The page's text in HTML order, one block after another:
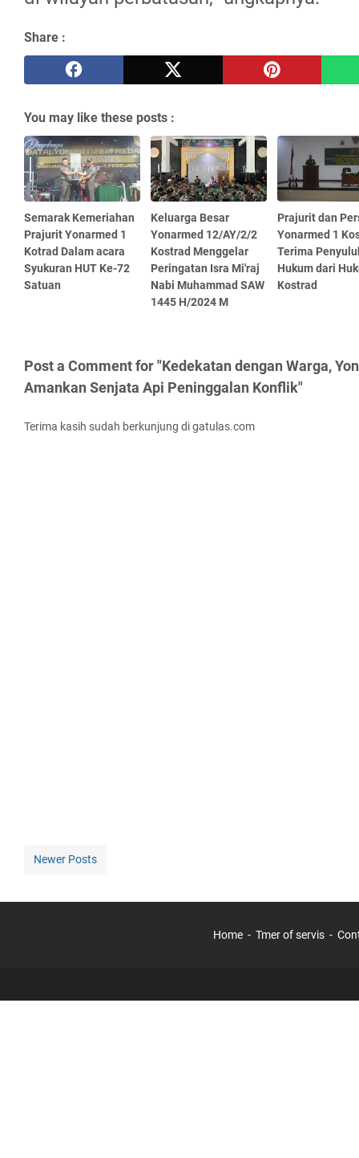
Share :
You may like these posts :
Semarak Kemeriahan
Prajurit Yonarmed 1
Kotrad Dalam acara
Syukuran HUT Ke-72
Satuan
Keluarga Besar
Yonarmed 12/AY/2/2
Kostrad Menggelar
Peringatan Isra Mi'raj
Nabi Muhammad SAW
1445 H/2024 M
Prajurit dan
Yonarmed 1
Terima
Hukum dari
Kostrad
Post a Comment for "Kedekatan dengan Warga,
Amankan Senjata Api Peninggalan Konflik"
Terima kasih sudah berkunjung di gatulas.com
Newer Posts
Home Tmer of servis